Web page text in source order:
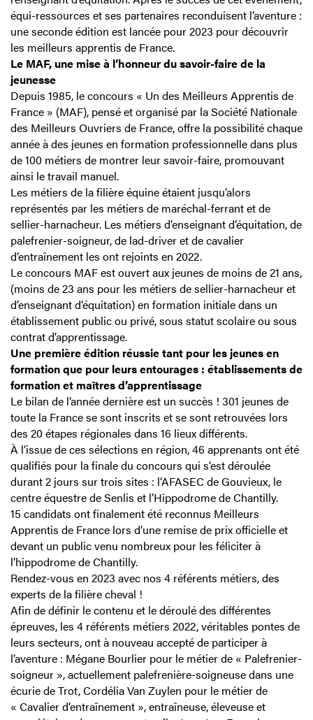
équi-ressources et ses partenaires reconduisent l’aventure :
une seconde édition est lancée pour 2023 pour découvrir
les meilleurs apprentis de France.
Le MAF, une mise à l’honneur du savoir-faire de la
jeunesse
Depuis 1985, le concours « Un des Meilleurs Apprentis de
France » (MAF), pensé et organisé par la Société Nationale
des Meilleurs Ouvriers de France, offre la possibilité chaque
année à des jeunes en formation professionnelle dans plus
de 100 métiers de montrer leur savoir-faire, promouvant
ainsi le travail manuel.
Les métiers de la filière équine étaient jusqu’alors
représentés par les métiers de maréchal-ferrant et de
sellier-harnacheur. Les métiers d’enseignant d’équitation, de
palefrenier-soigneur, de lad-driver et de cavalier
d’entraînement les ont rejoints en 2022.
Le concours MAF est ouvert aux jeunes de moins de 21 ans,
(moins de 23 ans pour les métiers de sellier-harnacheur et
d’enseignant d’équitation) en formation initiale dans un
établissement public ou privé, sous statut scolaire ou sous
contrat d’apprentissage.
Une première édition réussie tant pour les jeunes en
formation que pour leurs entourages : établissements de
formation et maîtres d’apprentissage
Le bilan de l’année dernière est un succès ! 301 jeunes de
toute la France se sont inscrits et se sont retrouvées lors
des 20 étapes régionales dans 16 lieux différents.
À l’issue de ces sélections en région, 46 apprenants ont été
qualifiés pour la finale du concours qui s’est déroulée
durant 2 jours sur trois sites : l’AFASEC de Gouvieux, le
centre équestre de Senlis et l’Hippodrome de Chantilly.
15 candidats ont finalement été reconnus Meilleurs
Apprentis de France lors d’une remise de prix officielle et
devant un public venu nombreux pour les féliciter à
l’hippodrome de Chantilly.
Rendez-vous en 2023 avec nos 4 référents métiers, des
experts de la filière cheval !
Afin de définir le contenu et le déroulé des différentes
épreuves, les 4 référents métiers 2022, véritables pontes de
leurs secteurs, ont à nouveau accepté de participer à
l’aventure : Mégane Bourlier pour le métier de « Palefrenier-
soigneur », actuellement palefrenière-soigneuse dans une
écurie de Trot, Cordélia Van Zuylen pour le métier de
« Cavalier d’entraînement », entraîneuse, éleveuse et